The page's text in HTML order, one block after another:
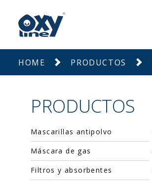
HOME PRODUCTOS
PRODUCTOS
Mascarillas antipolvo
Máscara de gas
Filtros y absorbentes